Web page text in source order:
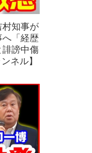
村知事が
へ「経歴
誹謗中傷
ネル】